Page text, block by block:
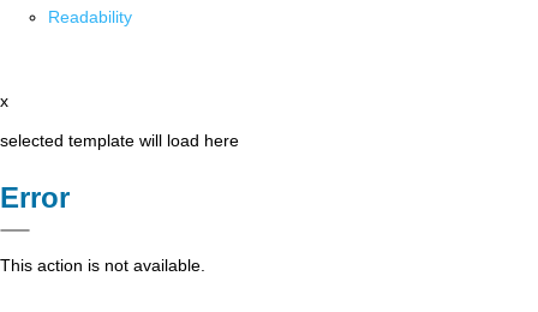
Readability
x
selected template will load here
Error
This action is not available.